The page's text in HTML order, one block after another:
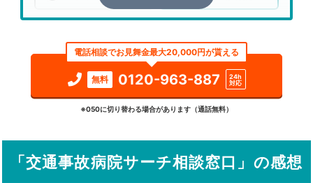
検索する
詳細条件で絞り込む
駅から探す 院名から探す
電話相談でお見舞金最大20,000円が貰える
無料 0120-963-887
24h
対応
※050に切り替わる場合があります（通話無料）
「交通事故病院サーチ相談窓口」の感想